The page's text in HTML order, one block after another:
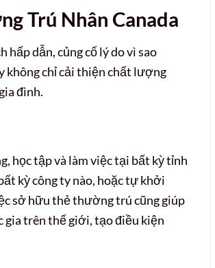
Trú Nhân Canada
hấp dẫn, củng cố lý do vì sao
không chỉ cải thiện chất lượng
đình.
học tập và làm việc tại bất kỳ tỉnh
kỳ công ty nào, hoặc tự khởi
sở hữu thẻ thường trú cũng giúp
trên thế giới, tạo điều kiện